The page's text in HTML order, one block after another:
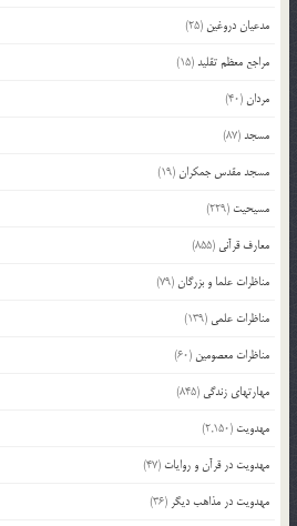
مدعیان دروغین (25)
مراجع معظم تقلید(15)
مردان (40)
مسجد(87)
مسجد مقدس جمکران (19)
مسیحیت (229)
معارف قرآنی (855)
مناظرات علما و بزرگان (79)
مناظرات علمی (139)
مناظرات معصومین (60)
مهارتهای زندگی (845)
مهدویت (2,150)
مهدویت در قرآن و روایات (47)
مهدویت در مذاهب دیگر (36)